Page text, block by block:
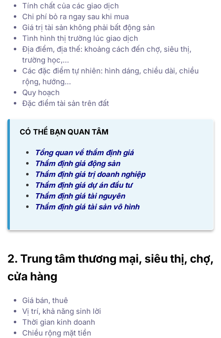
Tính chất của các giao dịch
Chi phí bỏ ra ngay sau khi mua
Giá trị tài sản không phải bất động sản
Tình hình thị trường lúc giao dịch
Địa điểm, địa thế: khoảng cách đến chợ, siêu thị,
trường học,…
Các đặc điểm tự nhiên: hình dáng, chiều dài, chiều
rộng, hướng…
Quy hoạch
Đặc điểm tài sản trên đất
CÓ THỂ BẠN QUAN TÂM
Tổng quan về thẩm định giá
Thẩm định giá động sản
Thẩm định giá trị doanh nghiệp
Thẩm định giá dự án đầu tư
Thẩm định giá tài nguyên
Thẩm định giá tài sản vô hình
2. Trung tâm thương mại, siêu thị, chợ,
cửa hàng
Giá bán, thuê
Vị trí, khả năng sinh lời
Thời gian kinh doanh
Chiều rộng mặt tiền